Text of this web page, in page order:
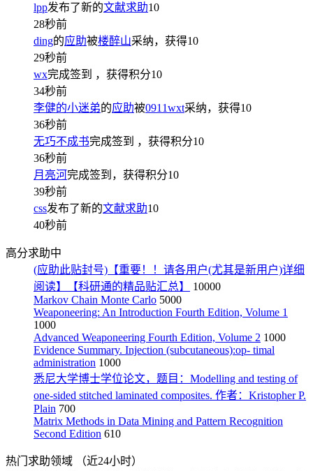
lpp发布了新的文献求助10
28秒前
ding的应助被楼醉山采纳，获得10
29秒前
wx完成签到 ，获得积分10
34秒前
李健的小迷弟的应助被0911wxt采纳，获得10
36秒前
无巧不成书完成签到 ，获得积分10
36秒前
月亮河完成签到，获得积分10
39秒前
css发布了新的文献求助10
40秒前
高分求助中
(应助此贴封号)【重要！！请各用户(尤其是新用户)详细
阅读】【科研通的精品贴汇总】
10000
Markov Chain Monte Carlo 5000
Weaponeering: An Introduction Fourth Edition, Volume 1
1000
Advanced Weaponeering Fourth Edition, Volume 2 1000
Evidence Summary. Injection (subcutaneous):op- timal
administration 1000
悉尼大学博士学位论文，题目：Modelling and testing of
one-sided stitched laminated composites. 作者：Kristopher P.
Plain 700
Matrix Methods in Data Mining and Pattern Recognition
Second Edition 610
热门求助领域
（近24小时）